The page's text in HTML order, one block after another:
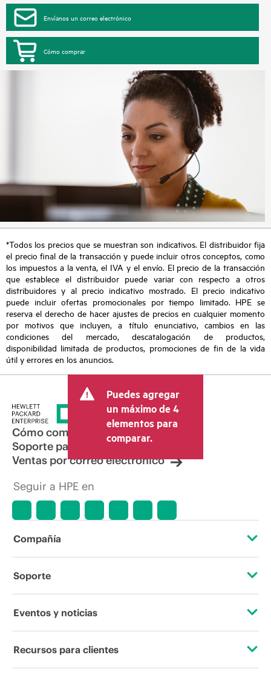
Envíanos un correo electrónico
Cómo comprar
*Todos los precios que se muestran son indicativos. El distribuidor fija
el precio final de la transacción y puede incluir otros conceptos, como
los impuestos a la venta, el IVA y el envío. El precio de la transacción
que establece el distribuidor puede variar con respecto a otros
distribuidores y al precio indicativo mostrado. El precio indicativo
puede incluir ofertas promocionales por tiempo limitado. HPE se
reserva el derecho de hacer ajustes de precios en cualquier momento
por motivos que incluyen, a título enunciativo, cambios en las
condiciones del mercado, descatalogación de productos,
disponibilidad limitada de productos, promociones de fin de la vida
útil y errores en los anuncios.
Puedes agregar
un máximo de 4
elementos para
comparar.
Cómo comprar
Soporte para productos
Ventas por correo electrónico
Seguir a HPE en
Compañía
Acerca de HPE
Responsabilidad corporativa
Soporte
Servicios de soporte operativo
Eventos y noticias
Eventos
Recursos para clientes